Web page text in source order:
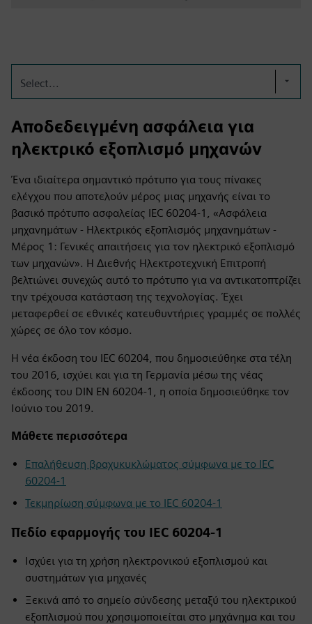
Select...
Αποδεδειγμένη ασφάλεια για
ηλεκτρικό εξοπλισμό μηχανών
Ένα ιδιαίτερα σημαντικό πρότυπο για τους πίνακες
ελέγχου που αποτελούν μέρος μιας μηχανής είναι το
βασικό πρότυπο ασφαλείας IEC 60204-1, «Ασφάλεια
μηχανημάτων - Ηλεκτρικός εξοπλισμός μηχανημάτων -
Μέρος 1: Γενικές απαιτήσεις για τον ηλεκτρικό εξοπλισμό
των μηχανών». Η Διεθνής Ηλεκτροτεχνική Επιτροπή
βελτιώνει συνεχώς αυτό το πρότυπο για να αντικατοπτρίζει
την τρέχουσα κατάσταση της τεχνολογίας. Έχει
μεταφερθεί σε εθνικές κατευθυντήριες γραμμές σε πολλές
χώρες σε όλο τον κόσμο.
Η νέα έκδοση του IEC 60204, που δημοσιεύθηκε στα τέλη
του 2016, ισχύει και για τη Γερμανία μέσω της νέας
έκδοσης του DIN EN 60204-1, η οποία δημοσιεύθηκε τον
Ιούνιο του 2019.
Μάθετε περισσότερα
Επαλήθευση βραχυκυκλώματος σύμφωνα με το IEC
60204-1
Τεκμηρίωση σύμφωνα με το IEC 60204-1
Πεδίο εφαρμογής του IEC 60204-1
Ισχύει για τη χρήση ηλεκτρονικού εξοπλισμού και
συστημάτων για μηχανές
Ξεκινά από το σημείο σύνδεσης μεταξύ του ηλεκτρικού
εξοπλισμού που χρησιμοποιείται στο μηχάνημα και του